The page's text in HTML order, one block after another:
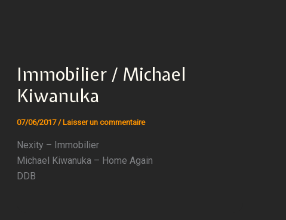
Immobilier / Michael
Kiwanuka
07/06/2017/ Laisser un commentaire
Nexity – Immobilier
Michael Kiwanuka – Home Again
DDB